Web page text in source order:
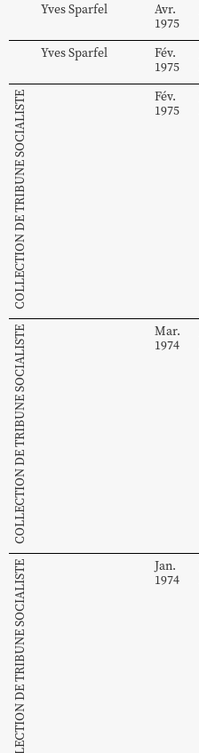
YvesSparfel
Avr.
1975
YvesSparfel
Fév.
1975
COLLECTION DE TRIBUNE SOCIALISTE
Fév.
1975
COLLECTION DE TRIBUNE SOCIALISTE
Mar.
1974
COLLECTION DE TRIBUNE SOCIALISTE
Jan.
1974